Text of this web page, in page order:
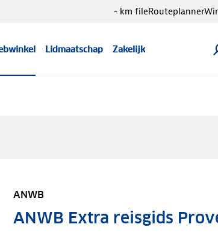
Lidmaatschap Zakelijk
- km fileRouteplanner
ANWB
ANWB Extra reisgids